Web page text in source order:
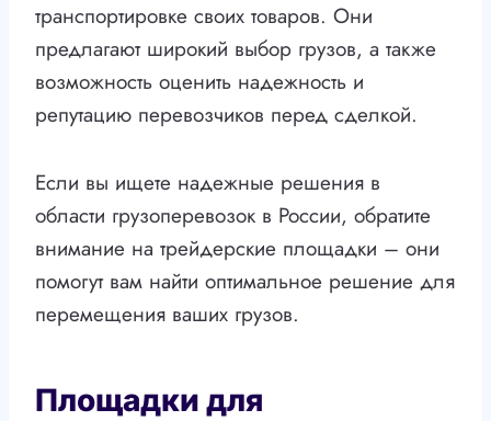
транспортировке своих товаров. Они
предлагают широкий выбор грузов, а также
возможность оценить надежность и
репутацию перевозчиков перед сделкой.
Если вы ищете надежные решения в
области грузоперевозок в России, обратите
внимание на трейдерские площадки – они
помогут вам найти оптимальное решение для
перемещения ваших грузов.
Площадки для